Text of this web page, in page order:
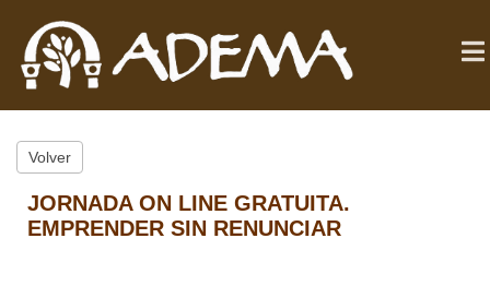
Volver
JORNADA ON LINE GRATUITA.
EMPRENDER SIN RENUNCIAR